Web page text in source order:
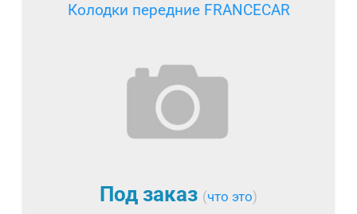
Колодки передние FRANCECAR
Под заказ (что это)